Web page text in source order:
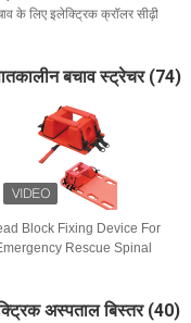
के लिए इलेक्ट्रिक क्रॉलर सीढ़ी
बचाव स्ट्रेचर (74)
Block Fixing Device For
Rescue Spinal
अस्पताल बिस्तर (40)